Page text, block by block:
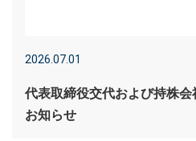
2026.07.01
代表取締役交代および持株
お知らせ